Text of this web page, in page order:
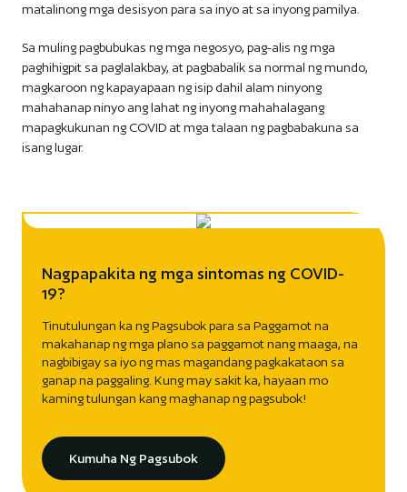
matalinong mga desisyon para sa inyo at sa inyong pamilya.
Sa muling pagbubukas ng mga negosyo, pag-alis ng mga
paghihigpit sa paglalakbay, at pagbabalik sa normal ng mundo,
magkaroon ng kapayapaan ng isip dahil alam ninyong
mahahanap ninyo ang lahat ng inyong mahahalagang
mapagkukunan ng COVID at mga talaan ng pagbabakuna sa
isang lugar.
Nagpapakita ng mga sintomas ng COVID-
19?
Tinutulungan ka ng Pagsubok para sa Paggamot na
makahanap ng mga plano sa paggamot nang maaga, na
nagbibigay sa iyo ng mas magandang pagkakataon sa
ganap na paggaling. Kung may sakit ka, hayaan mo
kaming tulungan kang maghanap ng pagsubok!
Kumuha Ng Pagsubok